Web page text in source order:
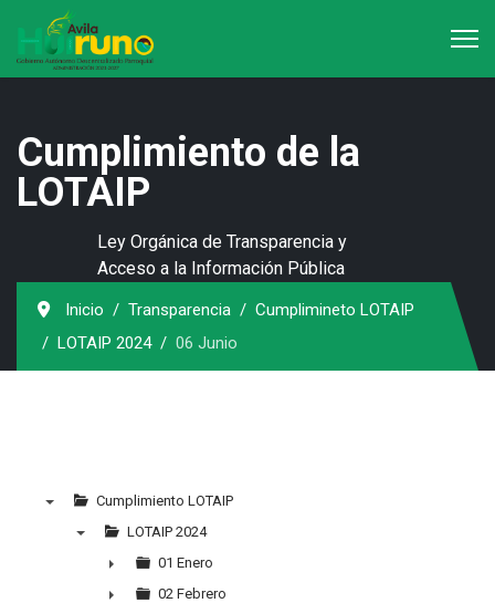
Cumplimiento de la
LOTAIP
Ley Orgánica de Transparencia y
Acceso a la Información Pública
Inicio Transparencia
Cumplimineto LOTAIP
LOTAIP 2024
06 Junio
Cumplimiento LOTAIP
LOTAIP 2024
►
01 Enero
02 Febrero